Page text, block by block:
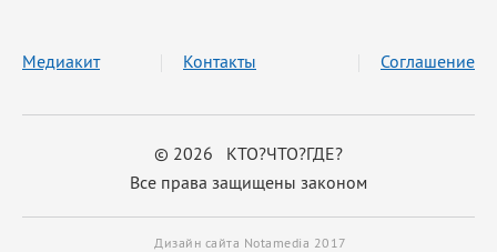
© 2026 КТО?ЧТО?ГДЕ?
Все права защищены законом
Медиакит Контакты Соглашение
Дизайн сайта Notamedia 2017